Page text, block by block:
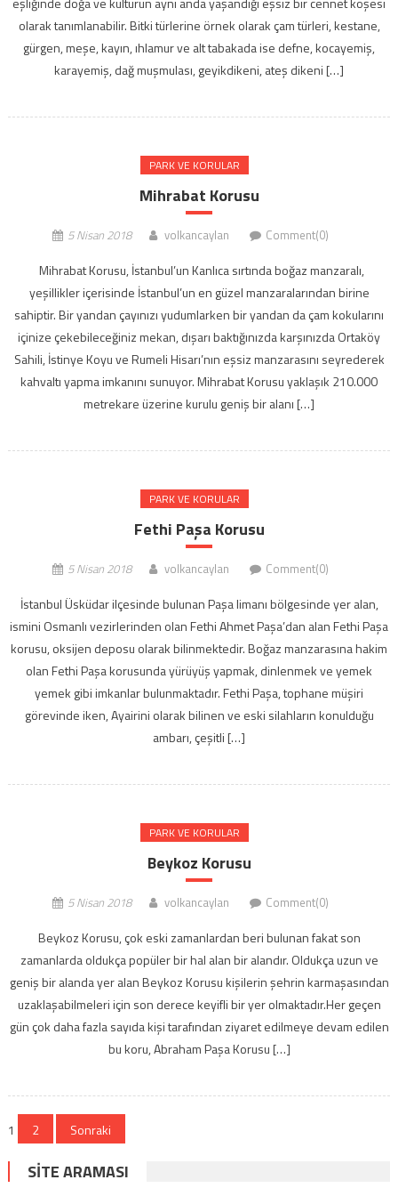
olarak tanımlanabilir. Bitki türlerine örnek olarak çam türleri, kestane,
gürgen, meşe, kayın, ıhlamur ve alt tabakada ise defne, kocayemiş,
karayemiş, dağ muşmulası, geyikdikeni, ateş dikeni […]
PARK VE KORULAR
Mihrabat Korusu
5 Nisan 2018 volkancaylan Comment(0)
Mihrabat Korusu, İstanbul’un Kanlıca sırtında boğaz manzaralı,
yeşillikler içerisinde İstanbul’un en güzel manzaralarından birine
sahiptir. Bir yandan çayınızı yudumlarken bir yandan da çam kokularını
içinize çekebileceğiniz mekan, dışarı baktığınızda karşınızda Ortaköy
Sahili, İstinye Koyu ve Rumeli Hisarı’nın eşsiz manzarasını seyrederek
kahvaltı yapma imkanını sunuyor. Mihrabat Korusu yaklaşık 210.000
metrekare üzerine kurulu geniş bir alanı […]
PARK VE KORULAR
Fethi Paşa Korusu
5 Nisan 2018 volkancaylan Comment(0)
İstanbul Üsküdar ilçesinde bulunan Paşa limanı bölgesinde yer alan,
ismini Osmanlı vezirlerinden olan Fethi Ahmet Paşa’dan alan Fethi Paşa
korusu, oksijen deposu olarak bilinmektedir. Boğaz manzarasına hakim
olan Fethi Paşa korusunda yürüyüş yapmak, dinlenmek ve yemek
yemek gibi imkanlar bulunmaktadır. Fethi Paşa, tophane müşiri
görevinde iken, Ayairini olarak bilinen ve eski silahların konulduğu
ambarı, çeşitli […]
PARK VE KORULAR
Beykoz Korusu
5 Nisan 2018 volkancaylan Comment(0)
Beykoz Korusu, çok eski zamanlardan beri bulunan fakat son
zamanlarda oldukça popüler bir hal alan bir alandır. Oldukça uzun ve
geniş bir alanda yer alan Beykoz Korusu kişilerin şehrin karmaşasından
uzaklaşabilmeleri için son derece keyifli bir yer olmaktadır.Her geçen
gün çok daha fazla sayıda kişi tarafından ziyaret edilmeye devam edilen
bu koru, Abraham Paşa Korusu […]
Yazı dolaşımı
1 2 Sonraki
SITE ARAMASI